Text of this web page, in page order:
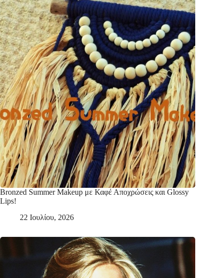
Bronzed Summer Makeup με Καφέ Αποχρώσεις και Glossy
Lips!
22 Ιουλίου, 2026